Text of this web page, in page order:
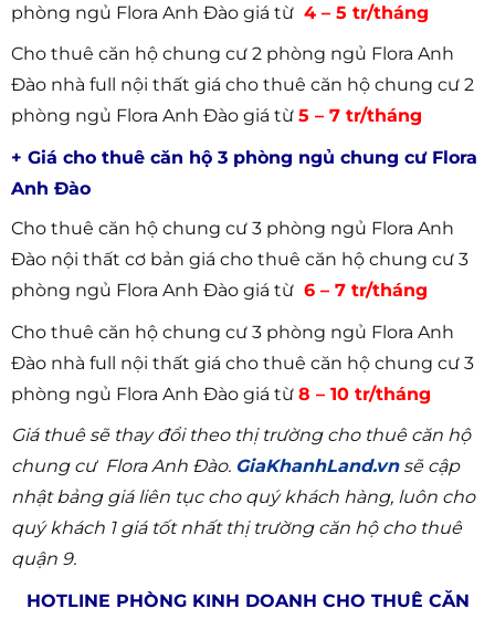
phòng ngủ Flora Anh Đào giá từ 4 – 5 tr/tháng
Cho thuê căn hộ chung cư 2 phòng ngủ Flora Anh
Đào nhà full nội thất giá cho thuê căn hộ chung cư 2
phòng ngủ Flora Anh Đào giá từ 5 – 7 tr/tháng
+ Giá cho thuê căn hộ 3 phòng ngủ chung cư Flora
Anh Đào
Cho thuê căn hộ chung cư 3 phòng ngủ Flora Anh
Đào nội thất cơ bản giá cho thuê căn hộ chung cư 3
phòng ngủ Flora Anh Đào giá từ 6 – 7 tr/tháng
Cho thuê căn hộ chung cư 3 phòng ngủ Flora Anh
Đào nhà full nội thất giá cho thuê căn hộ chung cư 3
phòng ngủ Flora Anh Đào giá từ 8 – 10 tr/tháng
Giá thuê sẽ thay đổi theo thị trường cho thuê căn hộ
chung cư Flora Anh Đào. GiaKhanhLand.vnsẽ cập
nhật bảng giá liên tục cho quý khách hàng, luôn cho
quý khách 1 giá tốt nhất thị trường căn hộ cho thuê
quận 9.
HOTLINE PHÒNG KINH DOANH CHO THUÊ CĂN